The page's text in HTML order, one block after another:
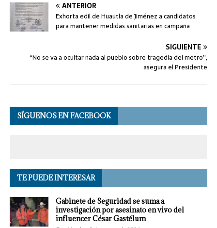
ANTERIOR
Exhorta edil de Huautla de Jiménez a candidatos
para mantener medidas sanitarias en campaña
SIGUIENTE
“No se va a ocultar nada al pueblo sobre tragedia del metro”,
asegura el Presidente
SÍGUENOS EN FACEBOOK
TE PUEDE INTERESAR
Gabinete de Seguridad se suma a
investigación por asesinato en vivo del
influencer César Gastélum